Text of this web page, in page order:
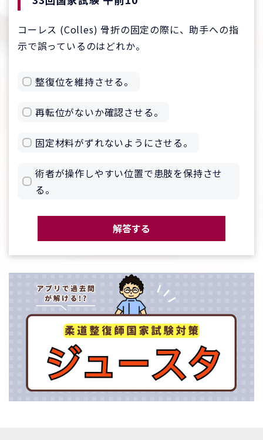
コーレス (Colles) 骨折の固定の際に、助手への指
示で誤っているのはどれか。
整復位を維持させる。
再転位がないか確認させる。
固定材料がずれないようにさせる。
術者が操作しやすい位置で患肢を保持させ
る。
解答する